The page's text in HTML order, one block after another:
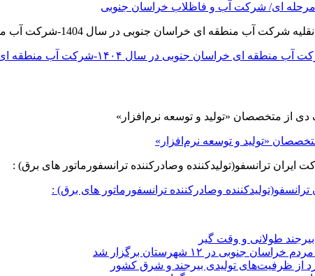
ای/ شرکت آب و فاظلاب خراسان جنوبی
خراسان جنوبی در سال ۱۴۰۴-شرکت آب منطقه ای خراسان جنوبی
«تولید و توسعه نرم‌افزار»
وصادرکننده ترانسفورماتور های برق) :
طولانی و وقت گیر
جنوبی در ۱۲ شهرستان برگزار شد
از ظرفیت‌های تولیدی بیرجند و شرق کشور